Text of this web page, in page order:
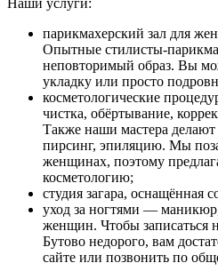
Вечерние
Укладка
(карвинг)
Укладка
Химическая
Ботокс для волос
Кератиновое
Наши услуги:
парикмахерский зал для
Опытные стилисты-
неповторимый образ. Вы
укладку или просто
косметологические
чистка, обёртывание,
Также наши мастера
пирсинг, эпиляцию. Мы
женщинах, поэтому
косметологию;
студия загара, оснащённая
уход за ногтями —
женщин. Чтобы
Бутово недорого, вам
сайте или позвонить по